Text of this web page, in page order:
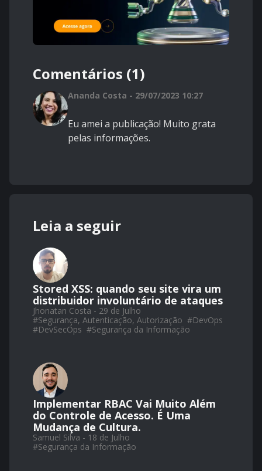
Comentários (1)
Ananda Costa - 29/07/2023 10:27
Eu amei a publicação! Muito grata
pelas informações.
Leia a seguir
Stored XSS: quando seu site vira um
distribuidor involuntário de ataques
Jhonatan Costa - 29 de Julho
#Segurança, Autenticação, Autorização #DevOps
#DevSecOps #Segurança da Informação
Implementar RBAC Vai Muito Além
do Controle de Acesso. É Uma
Mudança de Cultura.
Samuel Silva - 18 de Julho
#Segurança da Informação